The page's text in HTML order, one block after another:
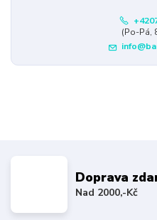
(Po-Pá,
Doprava
Nad 2000,-Kč